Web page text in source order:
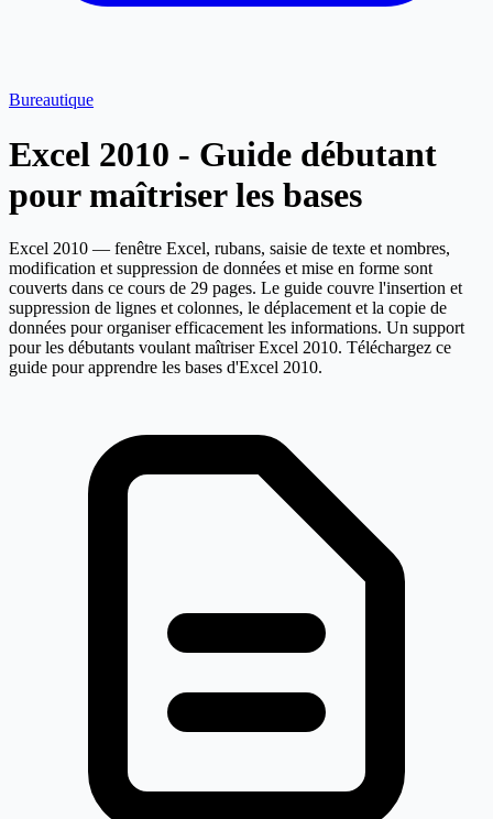
Bureautique
Excel 2010 - Guide débutant
pour maîtriser les bases
Excel 2010 — fenêtre Excel, rubans, saisie de texte et nombres,
modification et suppression de données et mise en forme sont
couverts dans ce cours de 29 pages. Le guide couvre l'insertion et
suppression de lignes et colonnes, le déplacement et la copie de
données pour organiser efficacement les informations. Un support
pour les débutants voulant maîtriser Excel 2010. Téléchargez ce
guide pour apprendre les bases d'Excel 2010.